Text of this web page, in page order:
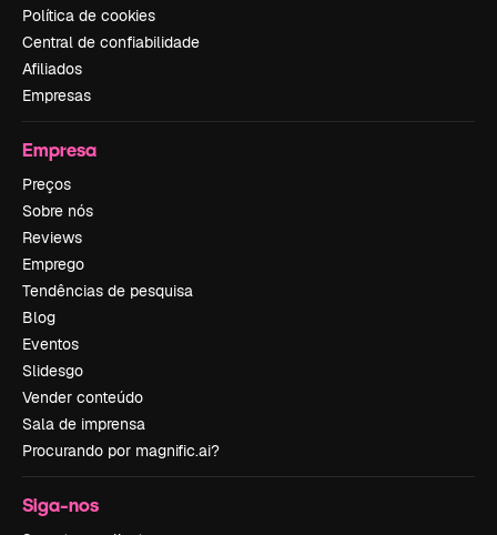
Política de cookies
Central de confiabilidade
Afiliados
Empresas
Empresa
Preços
Sobre nós
Reviews
Emprego
Tendências de pesquisa
Blog
Eventos
Slidesgo
Vender conteúdo
Sala de imprensa
Procurando por magnific.ai?
Siga-nos